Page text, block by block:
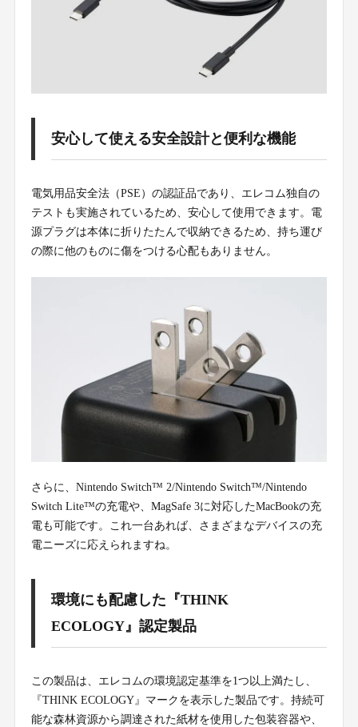
安心して使える安全設計と便利な機能
電気用品安全法（PSE）の認証品であり、エレコム独自の
テストも実施されているため、安心して使用できます。電
源プラグは本体に折りたたんで収納できるため、持ち運び
の際に他のものに傷をつける心配もありません。
さらに、Nintendo Switch™ 2/Nintendo Switch™/Nintendo
Switch Lite™の充電や、MagSafe 3に対応したMacBookの充
電も可能です。これ一台あれば、さまざまなデバイスの充
電ニーズに応えられますね。
環境にも配慮した『THINK
ECOLOGY』認定製品
この製品は、エレコムの環境認定基準を1つ以上満たし、
『THINK ECOLOGY』マークを表示した製品です。持続可
能な森林資源から調達された紙材を使用した包装容器や、